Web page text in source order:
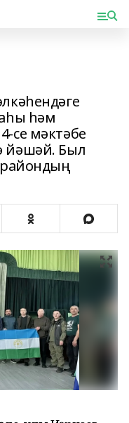
һәм
се мәктәбе
йәшәй. Был